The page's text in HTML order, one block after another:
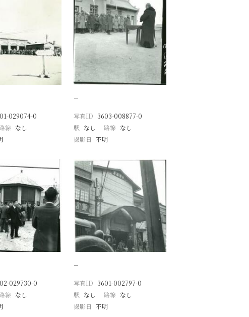
029074-0
路線 なし
−
写真ID 3603-008877-0
駅 なし 路線 なし
撮影日 不明
029730-0
路線 なし
−
写真ID 3601-002797-0
駅 なし 路線 なし
撮影日 不明